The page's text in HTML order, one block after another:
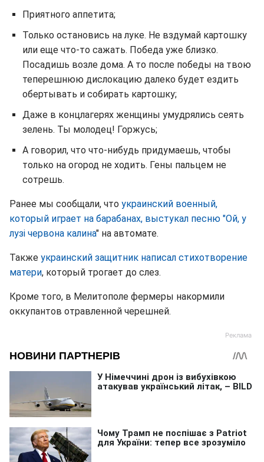
Приятного аппетита;
Только остановись на луке. Не вздумай картошку
или еще что-то сажать. Победа уже близко.
Посадишь возле дома. А то после победы на твою
теперешнюю дислокацию далеко будет ездить
обертывать и собирать картошку;
Даже в концлагерях женщины умудрялись сеять
зелень. Ты молодец! Горжусь;
А говорил, что что-нибудь придумаешь, чтобы
только на огород не ходить. Гены пальцем не
сотрешь.
Ранее мы сообщали, что украинский военный,
который играет на барабанах, выстукал песню "Ой, у
лузі червона калина" на автомате.
Также украинский защитник написал стихотворение
матери, который трогает до слез.
Кроме того, в Мелитополе фермеры накормили
оккупантов отравленной черешней.